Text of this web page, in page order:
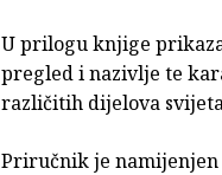
U prilogu knjige
pregled i nazivlje te
različitih dijelova
Priručnik je